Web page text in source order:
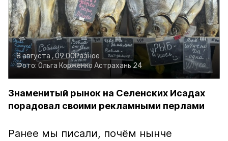
8 августа , 09:00Разное
Фото: Ольга Корженко Астрахань 24
Знаменитый рынок на Селенских Исадах
порадовал своими рекламными перлами
Ранее мы писали, почём нынче